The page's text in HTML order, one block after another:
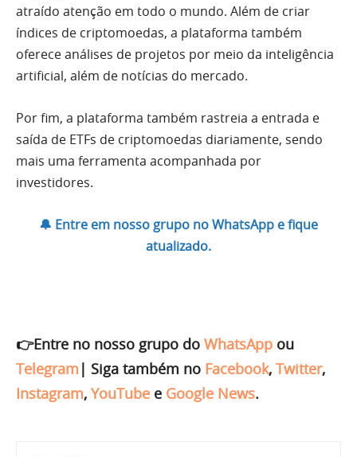
atraído atenção em todo o mundo. Além de criar
índices de criptomoedas, a plataforma também
oferece análises de projetos por meio da inteligência
artificial, além de notícias do mercado.
Por fim, a plataforma também rastreia a entrada e
saída de ETFs de criptomoedas diariamente, sendo
mais uma ferramenta acompanhada por
investidores.
🔔 Entre em nosso grupo no WhatsApp e fique
atualizado.
👉Entre no nosso grupo do WhatsApp ou
Telegram | Siga também no Facebook, Twitter,
Instagram, YouTube e Google News.